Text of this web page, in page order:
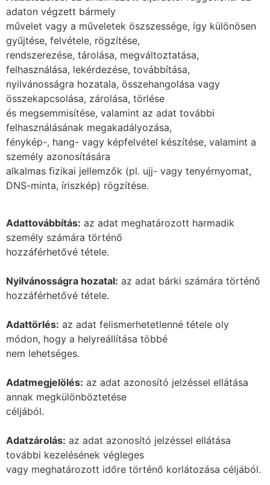
adaton végzett bármely
művelet vagy a műveletek öszszessége, így különösen
gyűjtése, felvétele, rögzítése,
rendszerezése, tárolása, megváltoztatása,
felhasználása, lekérdezése, továbbítása,
nyilvánosságra hozatala, összehangolása vagy
összekapcsolása, zárolása, törlése
és megsemmisítése, valamint az adat további
felhasználásának megakadályozása,
fénykép-, hang- vagy képfelvétel készítése, valamint a
személy azonosítására
alkalmas fizikai jellemzők (pl. ujj- vagy tenyérnyomat,
DNS-minta, íriszkép) rögzítése.
Adattovábbítás: az adat meghatározott harmadik
személy számára történő
hozzáférhetővé tétele.
Nyilvánosságra hozatal: az adat bárki számára történő
hozzáférhetővé tétele.
Adattörlés: az adat felismerhetetlenné tétele oly
módon, hogy a helyreállítása többé
nem lehetséges.
Adatmegjelölés: az adat azonosító jelzéssel ellátása
annak megkülönböztetése
céljából.
Adatzárolás: az adat azonosító jelzéssel ellátása
további kezelésének végleges
vagy meghatározott időre történő korlátozása céljából.